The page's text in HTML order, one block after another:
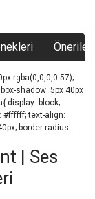
rgba(0,0,0,0.57); -
shadow: 5px 40px
display: block;
#ffffff; text-align:
border-radius:
| Ses